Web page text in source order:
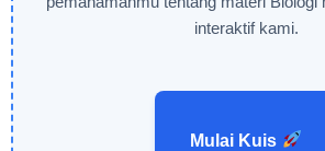
interaktif kami.
Mulai Kuis